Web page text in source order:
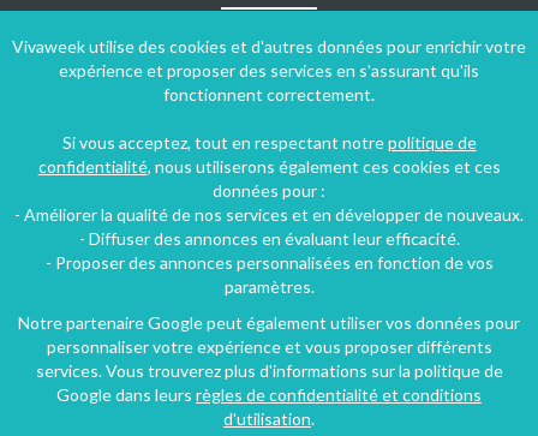
Vivaweek utilise des cookies et d'autres données pour enrichir votre
expérience et proposer des services en s'assurant qu'ils
fonctionnent correctement.
Si vous acceptez, tout en respectant notrepolitique de
confidentialité, nous utiliserons également ces cookies et ces
données pour :
- Améliorer la qualité de nos services et en développer de nouveaux.
- Diffuser des annonces en évaluant leur efficacité.
- Proposer des annonces personnalisées en fonction de vos
paramètres.
Notre partenaire Google peut également utiliser vos données pour
personnaliser votre expérience et vous proposer différents
services. Vous trouverez plus d'informations sur la politique de
Google dans leurs règles de confidentialité et conditions
d'utilisation.
Conditions générales d'utilisation- Politique de confidentialité
Copyright © 2009 ‐ 2026 Vivaweek ‐ Tous droits réservés ‐
Dernière mise à jour du site : 08 août 2026